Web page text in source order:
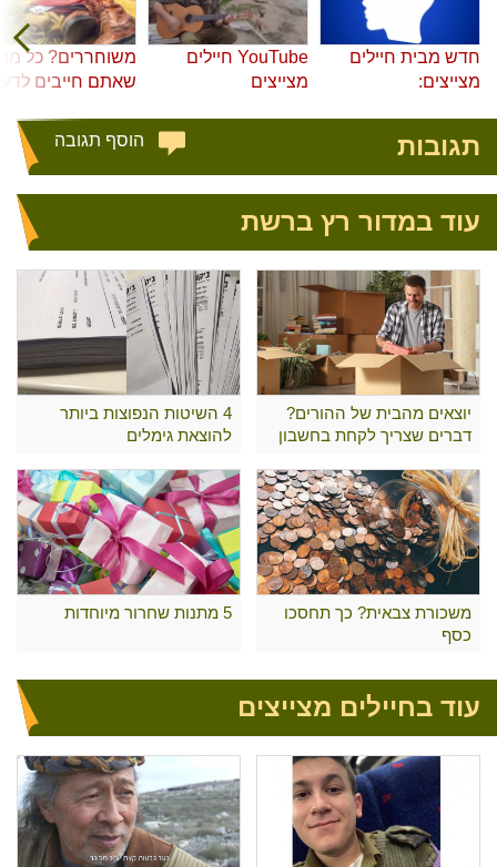
חדש מבית חיילים
מצייצים:
YouTube חיילים
מצייצים
משוחררים? כל
שאתם חייבים
תגובות הוסף תגובה
עוד במדור רץ ברשת
יוצאים מהבית של ההורים?
דברים שצריך לקחת בחשבון
4 השיטות הנפוצות ביותר
להוצאת גימלים
משכורת צבאית? כך תחסכו
כסף
5 מתנות שחרור מיוחדות
עוד בחיילים מצייצים